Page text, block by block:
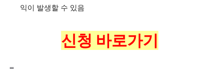
익이 발생할 수 있음
신청 바로가기